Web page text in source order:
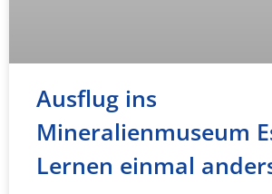
Ausflug ins
Mineralienmuseum
Lernen einmal